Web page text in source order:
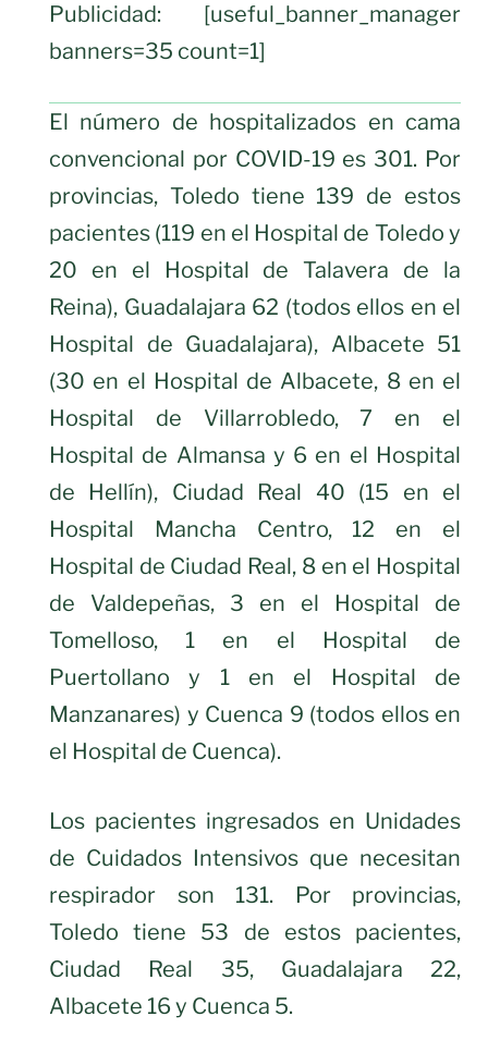
Publicidad: [useful_banner_manager
banners=35 count=1]
El número de hospitalizados en cama
convencional por COVID-19 es 301. Por
provincias, Toledo tiene 139 de estos
pacientes (119 en el Hospital de Toledo y
20 en el Hospital de Talavera de la
Reina), Guadalajara 62 (todos ellos en el
Hospital de Guadalajara), Albacete 51
(30 en el Hospital de Albacete, 8 en el
Hospital de Villarrobledo, 7 en el
Hospital de Almansa y 6 en el Hospital
de Hellín), Ciudad Real 40 (15 en el
Hospital Mancha Centro, 12 en el
Hospital de Ciudad Real, 8 en el Hospital
de Valdepeñas, 3 en el Hospital de
Tomelloso, 1 en el Hospital de
Puertollano y 1 en el Hospital de
Manzanares) y Cuenca 9 (todos ellos en
el Hospital de Cuenca).
Los pacientes ingresados en Unidades
de Cuidados Intensivos que necesitan
respirador son 131. Por provincias,
Toledo tiene 53 de estos pacientes,
Ciudad Real 35, Guadalajara 22,
Albacete 16 y Cuenca 5.